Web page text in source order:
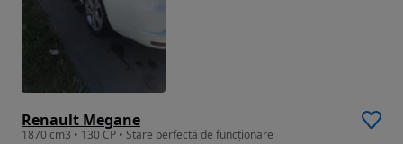
Renault Megane
1870 cm3 • 130 CP • Stare perfectă de funcționare